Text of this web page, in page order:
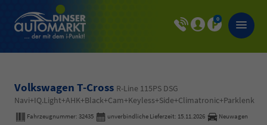
0
Volkswagen T-Cross R-Line 115PS DSG
Navi+IQ.Light+AHK+Black+Cam+Keyless+Side+Climatronic+Parklenk
Fahrzeugnummer: 32435 unverbindliche Lieferzeit: 15.11.2026 Neuwagen